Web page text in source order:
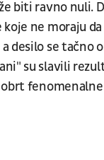
biti ravno nuli.
ne moraju
desilo se tačno
su slavili